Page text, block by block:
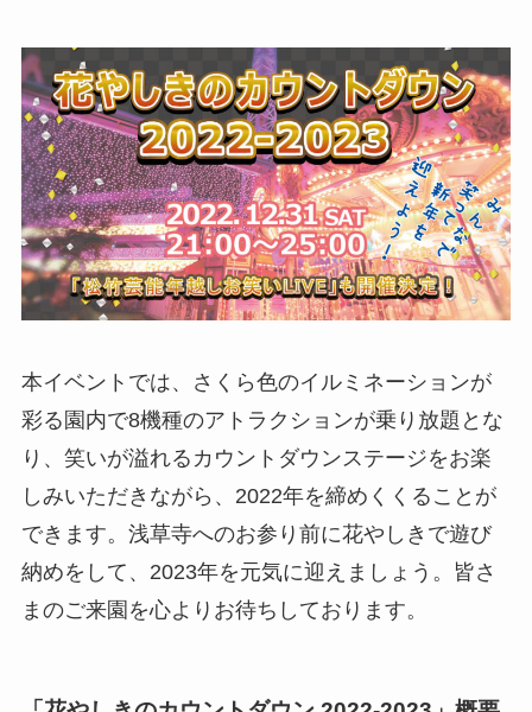
本イベントでは、さくら色のイルミネーションが
彩る園内で8機種のアトラクションが乗り放題とな
り、笑いが溢れるカウントダウンステージをお楽
しみいただきながら、2022年を締めくくることが
できます。浅草寺へのお参り前に花やしきで遊び
納めをして、2023年を元気に迎えましょう。皆さ
まのご来園を心よりお待ちしております。